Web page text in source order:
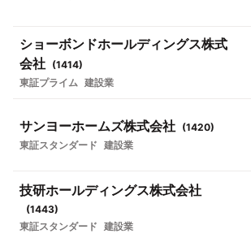
ショーボンドホールディングス株式
会社 (1414)
東証プライム 建設業
サンヨーホームズ株式会社 (1420)
東証スタンダード 建設業
技研ホールディングス株式会社
(1443)
東証スタンダード 建設業